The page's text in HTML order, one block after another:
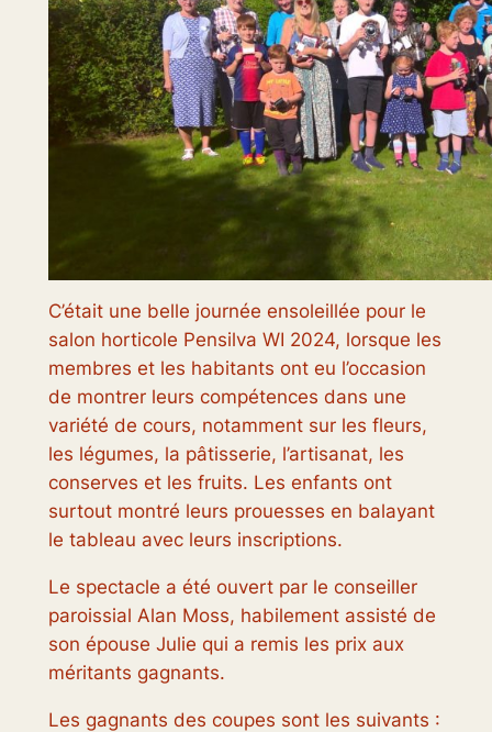
C’était une belle journée ensoleillée pour le
salon horticole Pensilva WI 2024, lorsque les
membres et les habitants ont eu l’occasion
de montrer leurs compétences dans une
variété de cours, notamment sur les fleurs,
les légumes, la pâtisserie, l’artisanat, les
conserves et les fruits. Les enfants ont
surtout montré leurs prouesses en balayant
le tableau avec leurs inscriptions.
Le spectacle a été ouvert par le conseiller
paroissial Alan Moss, habilement assisté de
son épouse Julie qui a remis les prix aux
méritants gagnants.
Les gagnants des coupes sont les suivants :